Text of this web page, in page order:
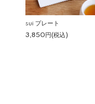
sui プレート
3,850円(税込)